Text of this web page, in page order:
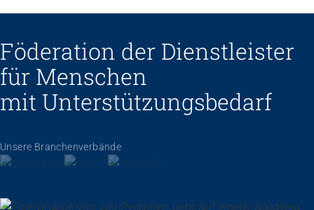
Föderation der Dienstleister
für Menschen
mit Unterstützungs­bedarf
Unsere Branchenverbände